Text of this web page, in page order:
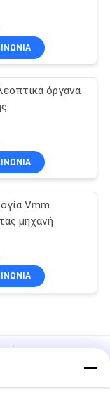
όργανα
Vmm
μηχανή
μετρώντας